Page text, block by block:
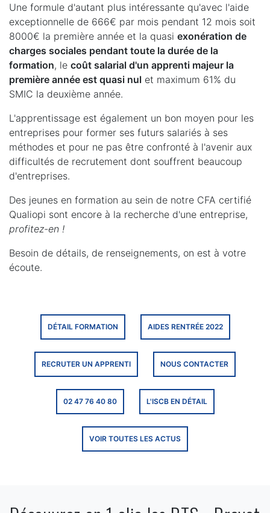
Une formule d'autant plus intéressante qu'avec l'aide
exceptionnelle de 666€ par mois pendant 12 mois soit
8000€ la première année et la quasi exonération de
charges sociales pendant toute la durée de la
formation, le coût salarial d'un apprenti majeur la
première année est quasi nul et maximum 61% du
SMIC la deuxième année.
L'apprentissage est également un bon moyen pour les
entreprises pour former ses futurs salariés à ses
méthodes et pour ne pas être confronté à l'avenir aux
difficultés de recrutement dont souffrent beaucoup
d'entreprises.
Des jeunes en formation au sein de notre CFA certifié
Qualiopi sont encore à la recherche d'une entreprise,
profitez-en !
Besoin de détails, de renseignements, on est à votre
écoute.
DÉTAIL FORMATION AIDES RENTRÉE 2022
RECRUTER UN APPRENTI NOUS CONTACTER
02 47 76 40 80 L'ISCB EN DÉTAIL
VOIR TOUTES LES ACTUS